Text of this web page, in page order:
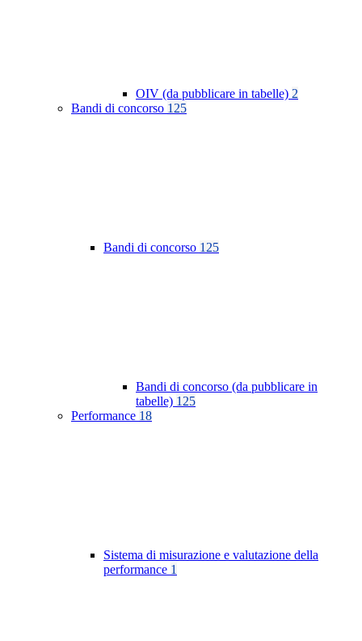
OIV (da pubblicare in tabelle) 2
Bandi di concorso 125
Bandi di concorso 125
Bandi di concorso (da pubblicare in
tabelle) 125
Performance 18
Sistema di misurazione e valutazione della
performance 1